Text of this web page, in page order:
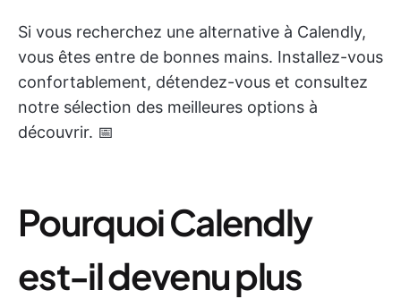
Si vous recherchez une alternative à Calendly,
vous êtes entre de bonnes mains. Installez-vous
confortablement, détendez-vous et consultez
notre sélection des meilleures options à
découvrir. 📅
Pourquoi Calendly
est-il devenu plus